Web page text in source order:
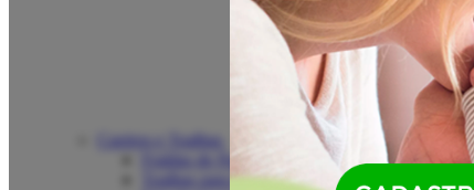
Cueiros e Toalhas
Fraldas de Pano
Toalhas para Bebê